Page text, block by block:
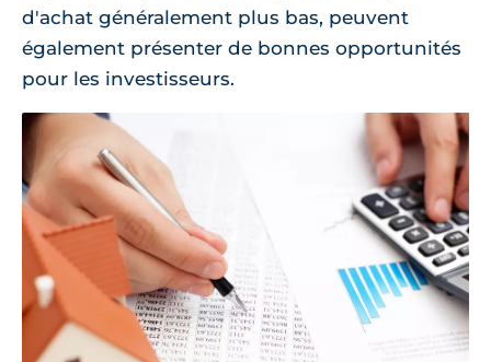
d'achat généralement plus bas, peuvent
également présenter de bonnes opportunités
pour les investisseurs.